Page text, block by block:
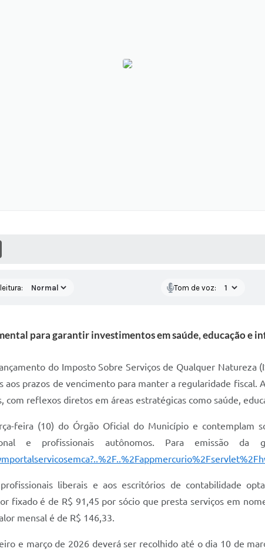
MÍDIAS
Tom de voz:
para garantir investimentos em saúde, educação e
do Imposto Sobre Serviços de Qualquer Natureza
prazos de vencimento para manter a regularidade fiscal.
com reflexos diretos em áreas estratégicas como saúde,
feira (10) do Órgão Oficial do Município e contemplam
e profissionais autônomos. Para emissão
liberais e aos escritórios de contabilidade
fixado é de R$ 91,45 por sócio que presta serviços em
mensal é de R$ 146,33.
e março de 2026 deverá ser recolhido até o dia 10 de